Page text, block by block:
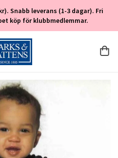
Snabb leverans (1-3 dagar). Fri
köp för klubbmedlemmar.